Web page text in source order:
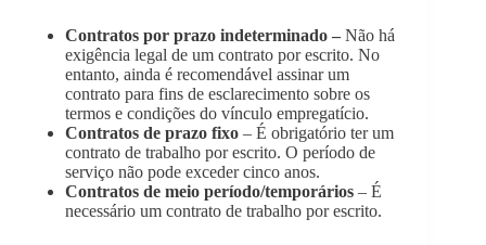
Contratos por prazo indeterminado – Não há
exigência legal de um contrato por escrito. No
entanto, ainda é recomendável assinar um
contrato para fins de esclarecimento sobre os
termos e condições do vínculo empregatício.
Contratos de prazo fixo – É obrigatório ter um
contrato de trabalho por escrito. O período de
serviço não pode exceder cinco anos.
Contratos de meio período/temporários – É
necessário um contrato de trabalho por escrito.